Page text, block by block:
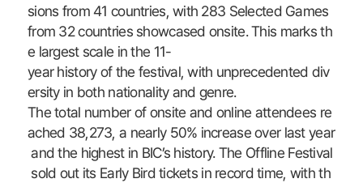
sions from 41 countries, with 283 Selected Games
from 32 countries showcased onsite. This marks th
e largest scale in the 11-
year history of the festival, with unprecedented div
ersity in both nationality and genre.
The total number of onsite and online attendees re
ached 38,273, a nearly 50% increase over last year
and the highest in BIC’s history. The Offline Festival
sold out its Early Bird tickets in record time, with th